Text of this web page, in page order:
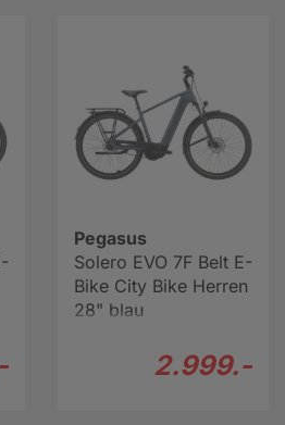
Pegasus
Solero EVO 7F Belt E-
Bike City Bike Herren
28" blau
2.999.-